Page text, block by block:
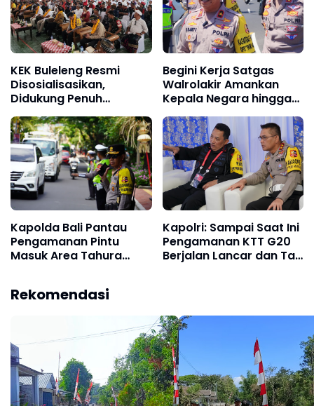
KEK Buleleng Resmi
Disosialisasikan,
Didukung Penuh
Pemerintah Pusat dan
Daerah - Bali Utara
Menuju Panggung
Global
Begini Kerja Satgas
Walrolakir Amankan
Kepala Negara hingga
Delegasi WWF ke-10 di
Bali
Kapolda Bali Pantau
Pengamanan Pintu
Masuk Area Tahura
Kapolri: Sampai Saat Ini
Pengamanan KTT G20
Berjalan Lancar dan Tak
Rekomendasi